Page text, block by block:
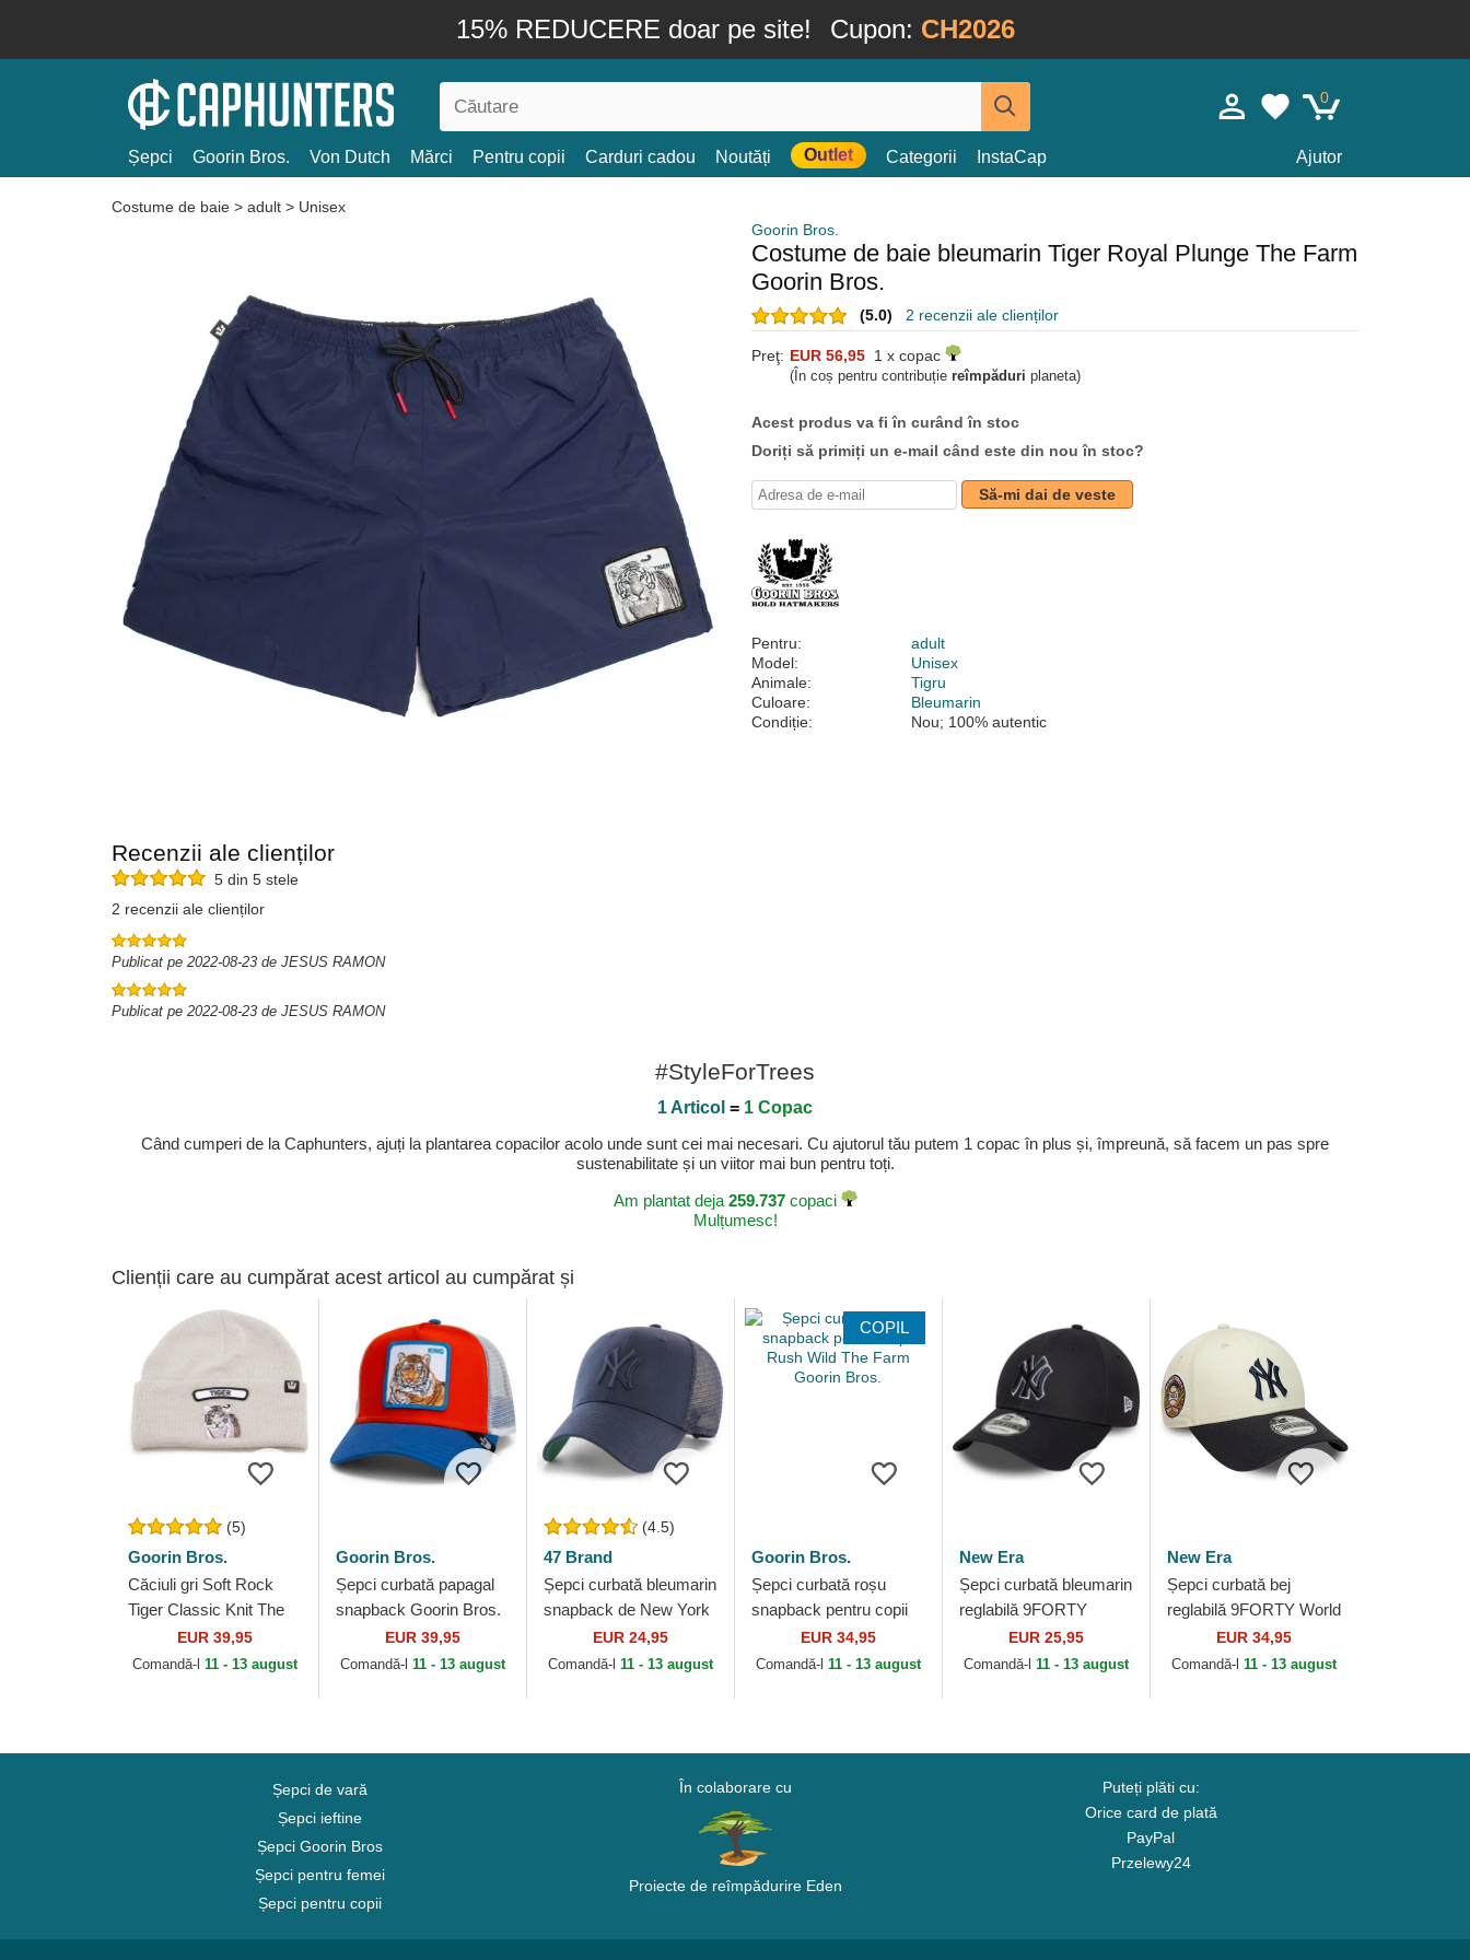
15% REDUCERE doar pe site! Cupon: CH2026
0
Șepci Goorin Bros. Von Dutch Mărci Pentru copii Carduri cadou Noutăți Outlet Categorii InstaCap Ajutor
Costume de baie > adult > Unisex
Goorin Bros.
Costume de baie bleumarin Tiger Royal Plunge The Farm
Goorin Bros.
(5.0) 2 recenzii ale clienților
Preţ: EUR 56,95 1 x copac
(În coș pentru contribuție reîmpăduri planeta)
Acest produs va fi în curând în stoc
Doriți să primiți un e-mail când este din nou în stoc?
Să-mi dai de veste
Pentru:
adult
Model:
Unisex
Animale:
Tigru
Culoare:
Bleumarin
Condiție:
Nou; 100% autentic
Recenzii ale clienților
5 din 5 stele
2 recenzii ale clienților
Publicat pe 2022-08-23 de JESUS RAMON
Publicat pe 2022-08-23 de JESUS RAMON
#StyleForTrees
1 Articol = 1 Copac
Când cumperi de la Caphunters, ajuți la plantarea copacilor acolo unde sunt cei mai necesari. Cu ajutorul tău putem 1 copac în plus și, împreună, să facem un pas spre
sustenabilitate și un viitor mai bun pentru toți.
Am plantat deja 259.737copaci
Mulțumesc!
Clienții care au cumpărat acest articol au cumpărat și
(5)
Goorin Bros.
Căciuli gri Soft Rock
Tiger Classic Knit The
Farm Goorin Bros.
EUR 39,95
Comandă-l 11 - 13 august
Goorin Bros.
Șepci curbată papagal
snapback Goorin Bros.
King Team Tiger Original
Recipe Team Pride The
EUR 39,95
Comandă-l 11 - 13 august
(4.5)
47 Brand
Șepci curbată bleumarin
snapback de New York
Yankees MLB de 47
Brand
EUR 24,95
Comandă-l 11 - 13 august
COPIL
Goorin Bros.
Șepci curbată roșu
snapback pentru copii
Rush Wild The Farm
Goorin Bros.
EUR 34,95
Comandă-l 11 - 13 august
New Era
Șepci curbată bleumarin
reglabilă 9FORTY
Outline de New York
Yankees MLB de New
EUR 25,95
Comandă-l 11 - 13 august
New Era
Șepci curbată bej
reglabilă 9FORTY World
Series de New York
Yankees MLB de New
EUR 34,95
Comandă-l11 - 13 august
Șepci de vară
Șepci ieftine
Șepci Goorin Bros
Șepci pentru femei
Șepci pentru copii
În colaborare cu
Proiecte de reîmpădurire Eden
Puteți plăti cu:
Orice card de plată
PayPal
Przelewy24